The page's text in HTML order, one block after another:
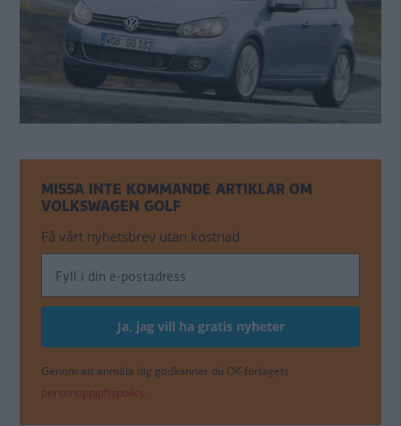
MISSA INTE KOMMANDE ARTIKLAR OM
VOLKSWAGEN GOLF
Få vårt nyhetsbrev utan kostnad
Genom att anmäla dig godkänner du OK-förlagets
personuppgiftspolicy.